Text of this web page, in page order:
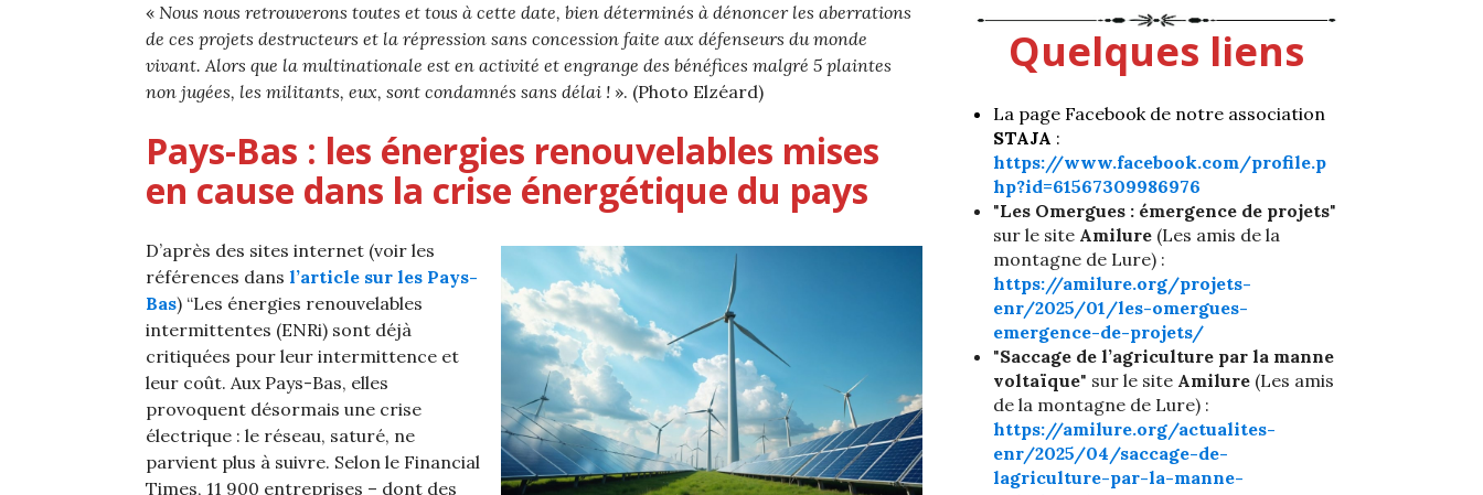
« Nous nous retrouverons toutes et tous à cette date, bien déterminés à dénoncer les aberrations
de ces projets destructeurs et la répression sans concession faite aux défenseurs du monde
vivant. Alors que la multinationale est en activité et engrange des bénéfices malgré 5 plaintes
non jugées, les militants, eux, sont condamnés sans délai ! ». (Photo Elzéard)
Pays-Bas : les énergies renouvelables mises
en cause dans la crise énergétique du pays
D’après des sites internet (voir les
références dans l’article sur les Pays-
Bas) “Les énergies renouvelables
intermittentes (ENRi) sont déjà
critiquées pour leur intermittence et
leur coût. Aux Pays-Bas, elles
provoquent désormais une crise
électrique : le réseau, saturé, ne
parvient plus à suivre. Selon le Financial
Times, 11 900 entreprises – dont des
Quelques liens
La page Facebook de notre association
STAJA :
https://www.facebook.com/profile.p
hp?id=61567309986976
"Les Omergues : émergence de projets"
sur le site Amilure (Les amis de la
montagne de Lure) :
https://amilure.org/projets-
enr/2025/01/les-omergues-
emergence-de-projets/
"Saccage de l’agriculture par la manne
voltaïque" sur le site Amilure (Les amis
de la montagne de Lure) :
https://amilure.org/actualites-
enr/2025/04/saccage-de-
lagriculture-par-la-manne-